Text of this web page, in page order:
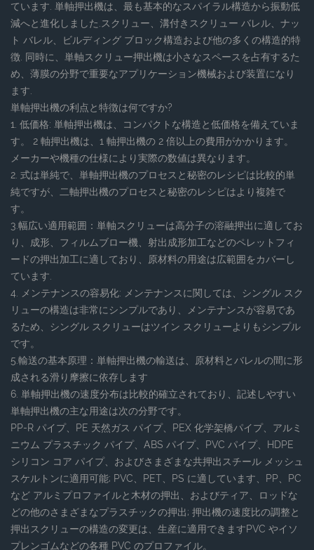
ています. 単軸押出機は、最も基本的なスパイラル構造から振動低
減へと進化しました.スクリュー、溝付きスクリュー バレル、ナッ
ト バレル、ビルディング ブロック構造および他の多くの構造的特
徴. 同時に、単軸スクリュー押出機は小さなスペースを占有するた
め、薄膜の分野で重要なアプリケーション機械および装置になり
ます.
単軸押出機の利点と特徴は何ですか?
1. 低価格: 単軸押出機は、コンパクトな構造と低価格を備えていま
す。 2 軸押出機は、1 軸押出機の 2 倍以上の費用がかかります。
メーカーや機種の仕様により実際の数値は異なります。
2. 式は単純で、単軸押出機のプロセスと秘密のレシピは比較的単
純ですが、二軸押出機のプロセスと秘密のレシピはより複雑で
す。
3.幅広い適用範囲：単軸スクリューは高分子の溶融押出に適してお
り、成形、フィルムブロー機、射出成形加工などのペレットフィ
ードの押出加工に適しており、原材料の用途は広範囲をカバーし
ています.
4. メンテナンスの容易化: メンテナンスに関しては、シングル スク
リューの構造は非常にシンプルであり、メンテナンスが容易であ
るため、シングル スクリューはツイン スクリューよりもシンプル
です。
5.輸送の基本原理：単軸押出機の輸送は、原材料とバレルの間に形
成される滑り摩擦に依存します
6. 単軸押出機の速度分布は比較的確立されており、記述しやすい
単軸押出機の主な用途は次の分野です。
PP-R パイプ、PE 天然ガス パイプ、PEX 化学架橋パイプ、アルミ
ニウム プラスチック パイプ、ABS パイプ、PVC パイプ、HDPE
シリコン コア パイプ、およびさまざまな共押出スチール メッシュ
スケルトンに適用可能; PVC、PET、PS に適しています、PP、PC
など アルミプロファイルと木材の押出、およびティア、ロッドな
どの他のさまざまなプラスチックの押出; 押出機の速度比の調整と
押出スクリューの構造の変更は、生産に適用できますPVC やイソ
プレンゴムなどの各種 PVC のプロファイル。